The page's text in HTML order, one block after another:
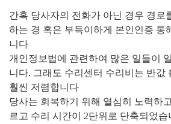
간혹 당사자의 전화가 아닌 경우 경로
하는 경 혹은 부득이하게 본인인증 통
니다
개인정보법에 관련하여 많은 일들이
니다. 그래도 수리센터 수리비는 반값
훨씬 저렴합니다
당사는 회복하기 위해 열심히 노력하
르고 수리 시간이 2단위로 단축되었습